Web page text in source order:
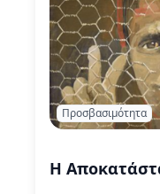
Προσβασιμότητα
Η